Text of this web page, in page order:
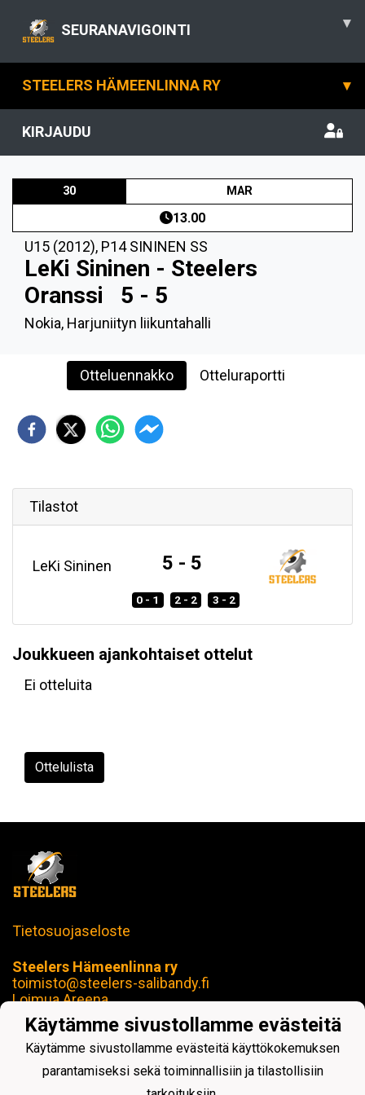
SEURANAVIGOINTI ▾
STEELERS HÄMEENLINNA RY ▾
KIRJAUDU
30 MAR
13.00
U15 (2012), P14 SININEN SS
LeKi Sininen - Steelers
Oranssi
5 - 5
Nokia, Harjuniityn liikuntahalli
Otteluennakko Otteluraportti
Tilastot
LeKi Sininen 5 - 5
0 - 1 2 - 2 3 - 2
Joukkueen ajankohtaiset ottelut
Ei otteluita
Ottelulista
Tietosuojaseloste
Steelers Hämeenlinna ry
toimisto@steelers-salibandy.fi
Loimua Areena
Härkätie 17 B, 13600 Hämeenlinna
Y-tunnus: 2414280-4
Käytämme sivustollamme evästeitä
Käytämme sivustollamme evästeitä käyttökokemuksen
parantamiseksi sekä toiminnallisiin ja tilastollisiin